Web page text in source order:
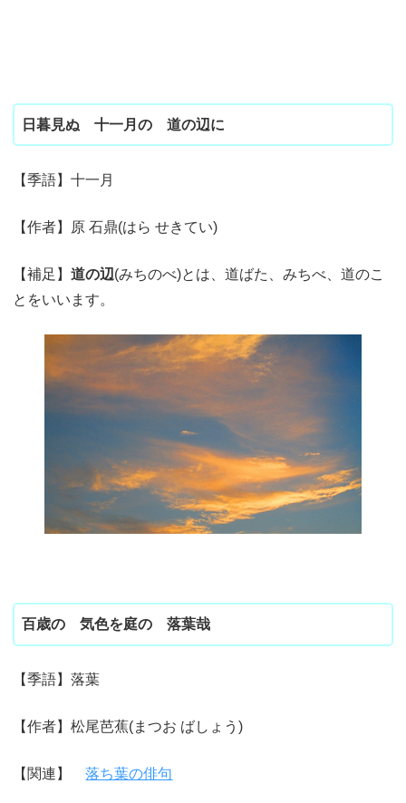
日暮見ぬ 十一月の 道の辺に
【季語】十一月
【作者】原 石鼎(はら せきてい)
【補足】道の辺(みちのべ)とは、道ばた、みちべ、道のこ
とをいいます。
百歳の 気色を庭の 落葉哉
【季語】落葉
【作者】松尾芭蕉(まつお ばしょう)
【関連】落ち葉の俳句